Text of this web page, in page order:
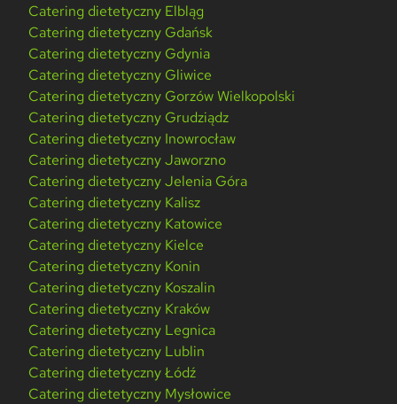
Catering dietetyczny Elbląg
Catering dietetyczny Gdańsk
Catering dietetyczny Gdynia
Catering dietetyczny Gliwice
Catering dietetyczny Gorzów Wielkopolski
Catering dietetyczny Grudziądz
Catering dietetyczny Inowrocław
Catering dietetyczny Jaworzno
Catering dietetyczny Jelenia Góra
Catering dietetyczny Kalisz
Catering dietetyczny Katowice
Catering dietetyczny Kielce
Catering dietetyczny Konin
Catering dietetyczny Koszalin
Catering dietetyczny Kraków
Catering dietetyczny Legnica
Catering dietetyczny Lublin
Catering dietetyczny Łódź
Catering dietetyczny Mysłowice